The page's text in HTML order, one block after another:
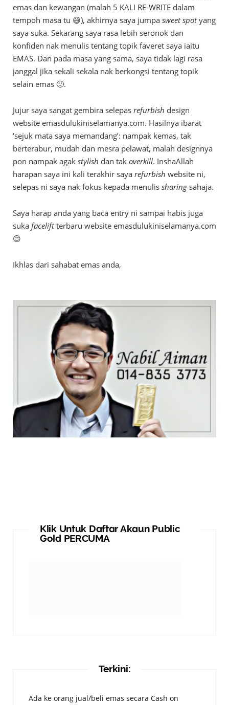
emas dan kewangan (malah 5 KALI RE-WRITE dalam
tempoh masa tu 😅), akhirnya saya jumpa sweet spotyang
saya suka. Sekarang saya rasa lebih seronok dan
konfiden nak menulis tentang topik faveret saya iaitu
EMAS. Dan pada masa yang sama, saya tidak lagi rasa
janggal jika sekali sekala nak berkongsi tentang topik
selain emas 🙂.
Jujur saya sangat gembira selepas refurbish design
website emasdulukiniselamanya.com. Hasilnya ibarat
‘sejuk mata saya memandang’: nampak kemas, tak
berterabur, mudah dan mesra pelawat, malah designnya
pon nampak agak stylish dan tak overkill. InshaAllah
harapan saya ini kali terakhir saya refurbish website ni,
selepas ni saya nak fokus kepada menulis sharing sahaja.
Saya harap anda yang baca entry ni sampai habis juga
suka faceliftterbaru website emasdulukiniselamanya.com
😊
Ikhlas dari sahabat emas anda,
Klik Untuk Daftar Akaun Public
Gold PERCUMA
Terkini:
Ada ke orang jual/beli emas secara Cash on